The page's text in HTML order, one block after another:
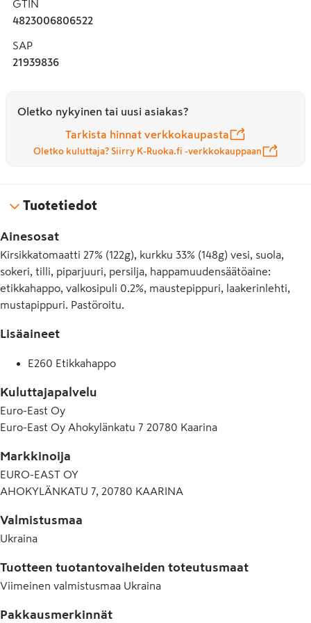
Tarjoa kurkut ja tomaatit sellaisenaan alkupalana,
lisäkkeenä tai vaikka leivän päällä.
GTIN
4823006806522
SAP
21939836
Oletko nykyinen tai uusi asiakas?
Tarkista hinnat verkkokaupasta
Oletko kuluttaja? Siirry K-Ruoka.fi -verkkokauppaan
Tuotetiedot
Ainesosat
Kirsikkatomaatti 27% (122g), kurkku 33% (148g) vesi, suola,
sokeri, tilli, piparjuuri, persilja, happamuudensäätöaine:
etikkahappo, valkosipuli 0.2%, maustepippuri, laakerinlehti,
mustapippuri. Pastöroitu.
Lisäaineet
E260 Etikkahappo
Kuluttajapalvelu
Euro-East Oy
Euro-East Oy Ahokylänkatu 7 20780 Kaarina
Markkinoija
EURO-EAST OY
AHOKYLÄNKATU 7, 20780 KAARINA
Valmistusmaa
Ukraina
Tuotteen tuotantovaiheiden toteutusmaat
Viimeinen valmistusmaa Ukraina
Pakkausmerkinnät